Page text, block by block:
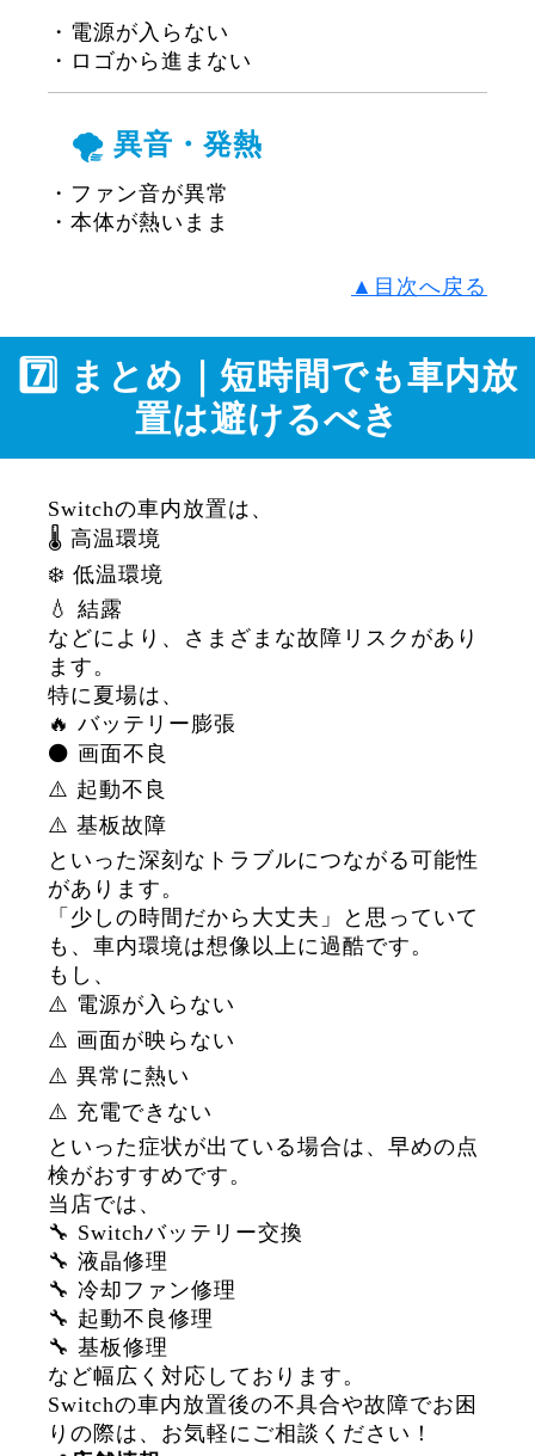
・電源が入らない
・ロゴから進まない
🌪️ 異音・発熱
・ファン音が異常
・本体が熱いまま
▲目次へ戻る
7️⃣ まとめ｜短時間でも車内放
置は避けるべき
Switchの車内放置は、
🌡️ 高温環境
❄️ 低温環境
💧 結露
などにより、さまざまな故障リスクがあり
ます。
特に夏場は、
🔥 バッテリー膨張
⚫ 画面不良
⚠️ 起動不良
⚠️ 基板故障
といった深刻なトラブルにつながる可能性
があります。
「少しの時間だから大丈夫」と思っていて
も、車内環境は想像以上に過酷です。
もし、
⚠️ 電源が入らない
⚠️ 画面が映らない
⚠️ 異常に熱い
⚠️ 充電できない
といった症状が出ている場合は、早めの点
検がおすすめです。
当店では、
🔧 Switchバッテリー交換
🔧 液晶修理
🔧 冷却ファン修理
🔧 起動不良修理
🔧 基板修理
など幅広く対応しております。
Switchの車内放置後の不具合や故障でお困
りの際は、お気軽にご相談ください！